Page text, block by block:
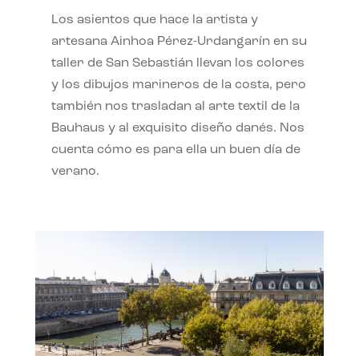
Los asientos que hace la artista y
artesana Ainhoa Pérez-Urdangarín en su
taller de San Sebastián llevan los colores
y los dibujos marineros de la costa, pero
también nos trasladan al arte textil de la
Bauhaus y al exquisito diseño danés. Nos
cuenta cómo es para ella un buen día de
verano.